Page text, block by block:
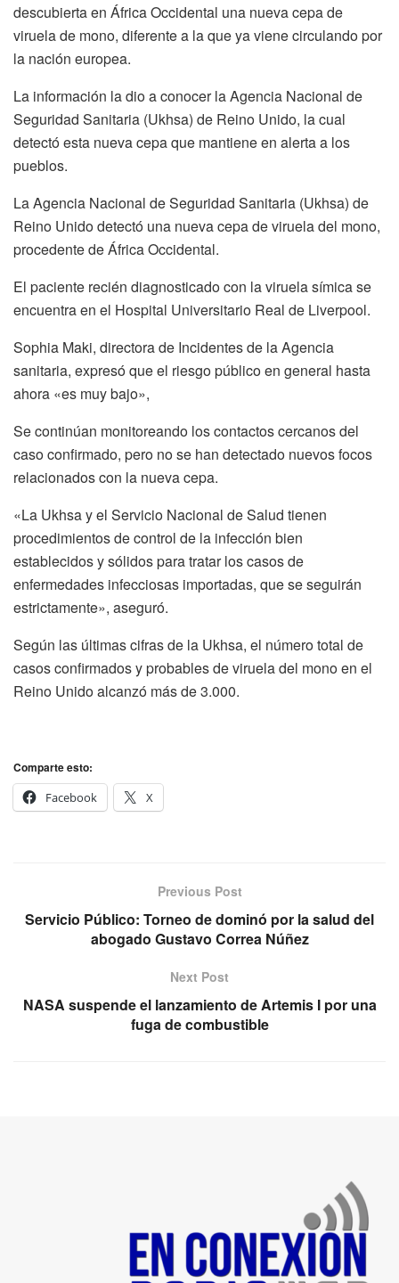
descubierta en África Occidental una nueva cepa de
viruela de mono, diferente a la que ya viene circulando por
la nación europea.
La información la dio a conocer la Agencia Nacional de
Seguridad Sanitaria (Ukhsa) de Reino Unido, la cual
detectó esta nueva cepa que mantiene en alerta a los
pueblos.
La Agencia Nacional de Seguridad Sanitaria (Ukhsa) de
Reino Unido detectó una nueva cepa de viruela del mono,
procedente de África Occidental.
El paciente recién diagnosticado con la viruela símica se
encuentra en el Hospital Universitario Real de Liverpool.
Sophia Maki, directora de Incidentes de la Agencia
sanitaria, expresó que el riesgo público en general hasta
ahora «es muy bajo»,
Se continúan monitoreando los contactos cercanos del
caso confirmado, pero no se han detectado nuevos focos
relacionados con la nueva cepa.
«La Ukhsa y el Servicio Nacional de Salud tienen
procedimientos de control de la infección bien
establecidos y sólidos para tratar los casos de
enfermedades infecciosas importadas, que se seguirán
estrictamente», aseguró.
Según las últimas cifras de la Ukhsa, el número total de
casos confirmados y probables de viruela del mono en el
Reino Unido alcanzó más de 3.000.
Comparte esto:
Facebook
X
Previous Post
Servicio Público: Torneo de dominó por la salud del
abogado Gustavo Correa Núñez
Next Post
NASA suspende el lanzamiento de Artemis I por una
fuga de combustible